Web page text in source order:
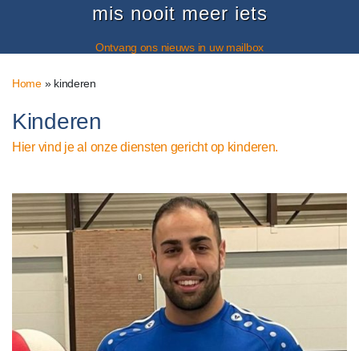
mis nooit meer iets
Ontvang ons nieuws in uw mailbox
Home» kinderen
Kinderen
Hier vind je al onze diensten gericht op kinderen.